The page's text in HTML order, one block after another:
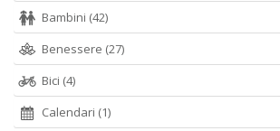
Bambini (42)
Benessere (27)
Bici (4)
Calendari (1)